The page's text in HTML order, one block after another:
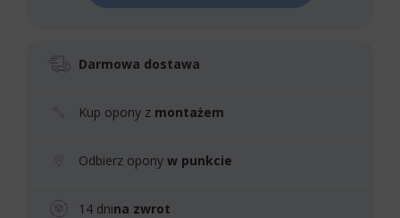
Darmowa dostawa
Kup opony z montażem
Odbierz opony w punkcie
14 dnina zwrot